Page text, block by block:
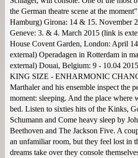
the German theatre scene at the
Hamburg) Girona: 14 & 15. November
Geneve: 3. & 4. March 2015 (link is
House Covent Garden, London: April
external) Operadagen in Rotterdam in
external) Douai, Belgium: 9 - 10.04
KING SIZE - ENHARMONIC
Marthaler and his ensemble inspect the
moment: sleeping. And the place where
bed. Listen to sixties hits of the Kinks,
Schumann and Come heavy sleep by
Beethoven and The Jackson Five. A
an unfamiliar room, but they feel lost in
dreams take over they console